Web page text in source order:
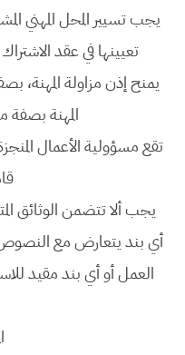
يجب تسيير المحل المهني
تعيينها في عقد
يمنح إذن مزاولة المهنة،
المهنة بصفة
تقع مسؤولية الأعمال
يجب ألا تتضمن الوثائق
أي بند يتعارض مع النصوص
العمل أو أي بند مقيد